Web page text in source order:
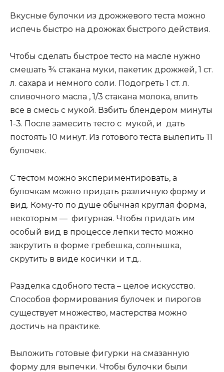
Вкусные булочки из дрожжевого теста можно
испечь быстро на дрожжах быстрого действия.
Чтобы сделать быстрое тесто на масле нужно
смешать ¾ стакана муки, пакетик дрожжей, 1 ст.
л. сахара и немного соли. Подогреть 1 ст. л.
сливочного масла , 1/3 стакана молока, влить
все в смесь с мукой. Взбить блендером минуты
1-3. После замесить тесто с мукой, и дать
постоять 10 минут. Из готового теста вылепить 11
булочек.
С тестом можно экспериментировать, а
булочкам можно придать различную форму и
вид. Кому-то по душе обычная круглая форма,
некоторым — фигурная. Чтобы придать им
особый вид в процессе лепки тесто можно
закрутить в форме гребешка, солнышка,
скрутить в виде косички и т.д..
Разделка сдобного теста – целое искусство.
Способов формирования булочек и пирогов
существует множество, мастерства можно
достичь на практике.
Выложить готовые фигурки на смазанную
форму для выпечки. Чтобы булочки были